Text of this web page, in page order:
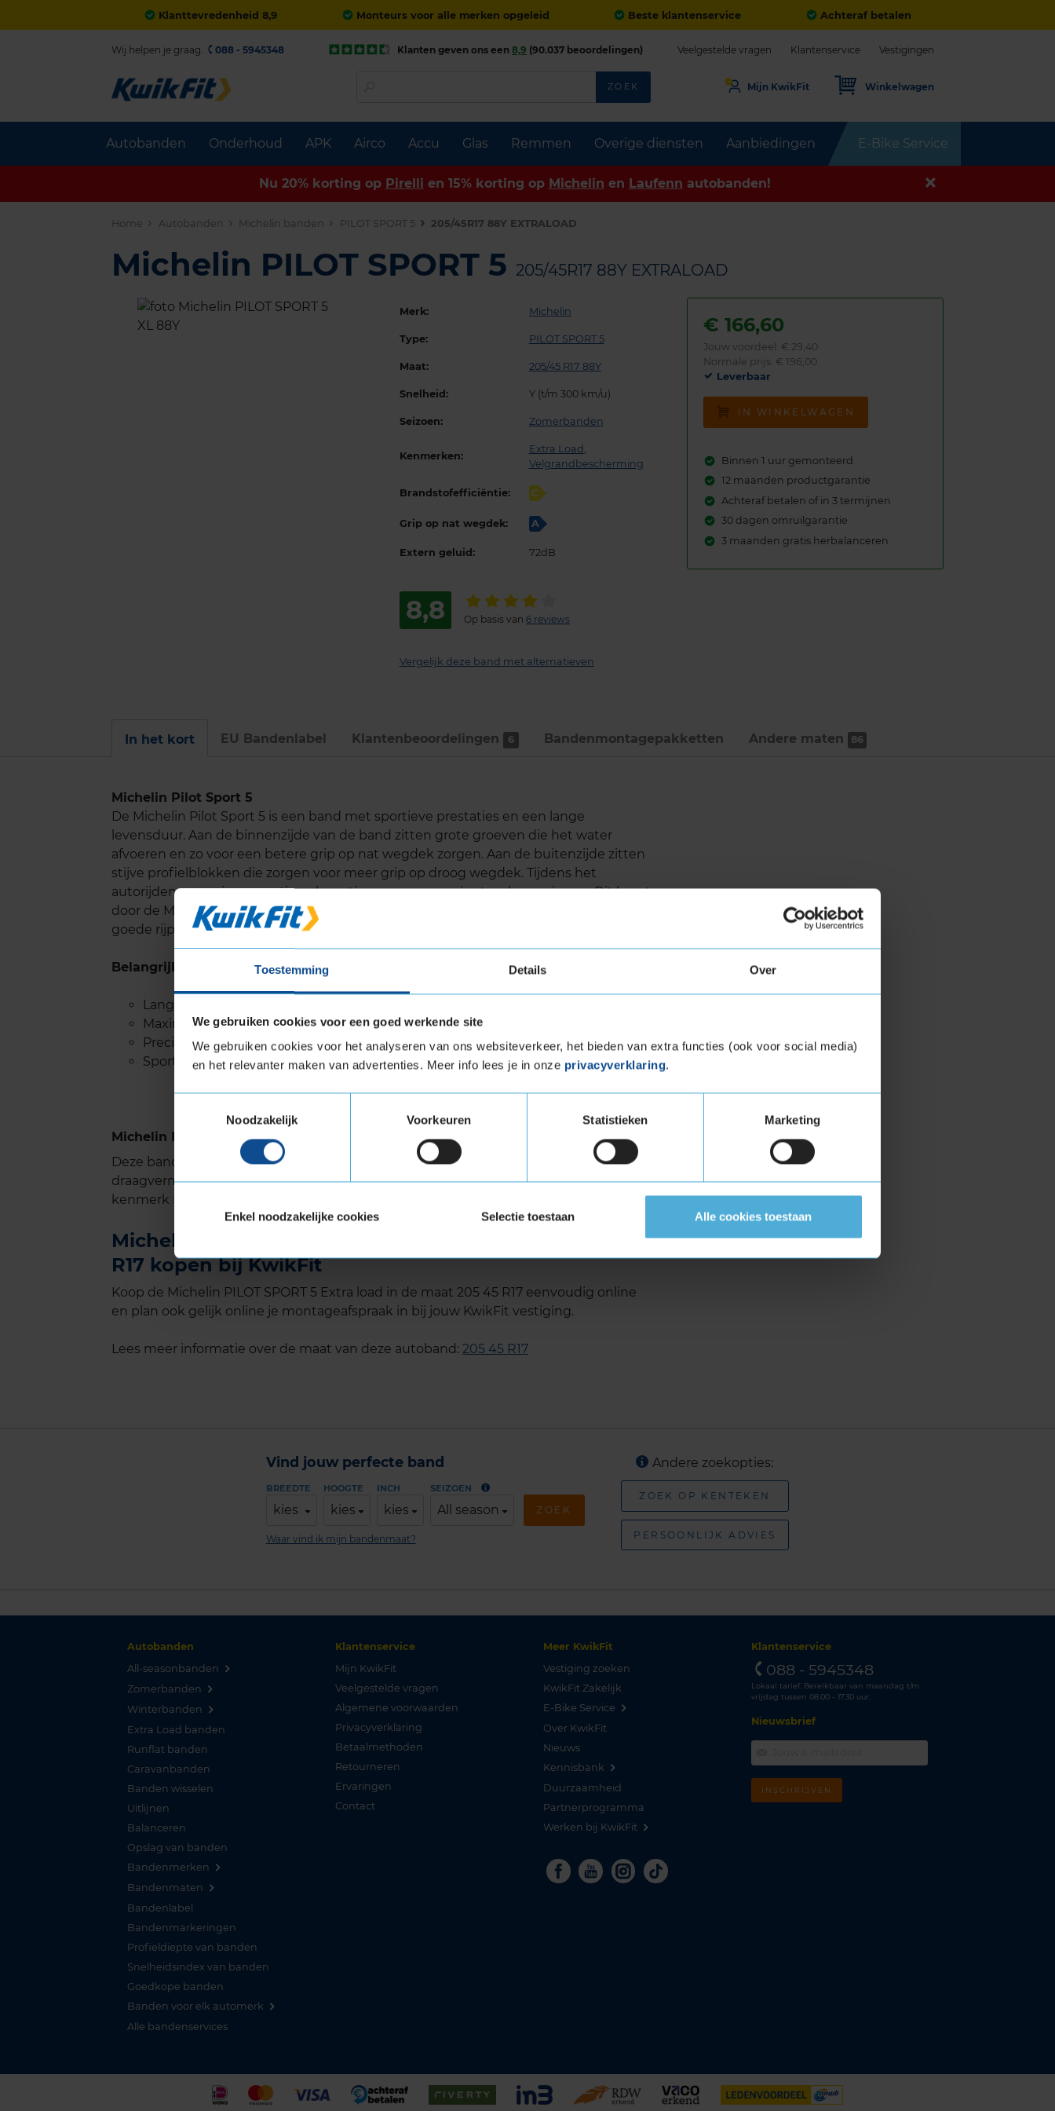
Toestemming Details Over
We gebruiken cookies voor een goed werkende site
We gebruiken cookies voor het analyseren van ons websiteverkeer, het bieden van extra functies (ook voor social media)
en het relevanter maken van advertenties. Meer info lees je in onze privacyverklaring.
Noodzakelijk
Voorkeuren Statistieken Marketing
Enkel noodzakelijke cookies Selectie toestaan Alle cookies toestaan
Klanttevredenheid 8,9 Monteurs voor alle merken opgeleid Beste klantenservice Achteraf betalen
Autobanden Onderhoud APK Airco Accu Glas Remmen Overige diensten Aanbiedingen E-Bike Service
Wij helpen je graag. 088 - 5945348 Klanten geven ons een 8,9 (90.037 beoordelingen) Veelgestelde vragen Klantenservice Vestigingen
ZOEK Mijn KwikFit Winkelwagen
Nu 20% korting op Pirelli en 15% korting op Michelin en Laufenn autobanden!
Home Autobanden Michelin banden PILOT SPORT 5 205/45R17 88Y EXTRALOAD
Michelin PILOT SPORT 5 205/45R17 88Y EXTRALOAD
Merk: Michelin
Type: PILOT SPORT 5
Maat: 205/45 R17 88Y
Snelheid: Y (t/m 300 km/u)
Seizoen: Zomerbanden
Kenmerken:
Extra Load ,
Velgrandbescherming
Brandstofefficiëntie: C
Grip op nat wegdek: A
Extern geluid: 72dB
8,8 Op basis van 6 reviews
Vergelijk deze band met alternatieven
€166,60
Jouw voordeel: € 29,40
Normale prijs: € 196,00
Leverbaar
IN WINKELWAGEN
Binnen 1 uur gemonteerd
12 maanden productgarantie
Achteraf betalen of in 3 termijnen
30 dagen omruilgarantie
3 maanden gratis herbalanceren
In het kort EU Bandenlabel Klantenbeoordelingen 6 Bandenmontage­pakketten Andere maten 86
Michelin Pilot Sport 5
De Michelin Pilot Sport 5 is een band met sportieve prestaties en een lange
levensduur. Aan de binnenzijde van de band zitten grote groeven die het water
afvoeren en zo voor een betere grip op nat wegdek zorgen. Aan de buitenzijde zitten
stijve profielblokken die zorgen voor meer grip op droog wegdek. Tijdens het
autorijden ervaar je een optimaal reactievermogen van je stuurbewegingen. Dit komt
door de Michelin Dynamic Response Technologie die is ontworpen om een zeer
goede rijprecisie te leveren.
Belangrijke eigenschappen
Lange levensduur
Maximale grip op nat en droog wegdek
Precies stuurgedrag
Sportieve band
Michelin PILOT SPORT 5 met Extra Load (verstevigde band)
Deze band is ook geschikt voor voertuigen die banden met een hoger
draagvermogen nodig hebben. Verstevigde banden zijn te herkennen aan het
kenmerk Extra Load.
Michelin PILOT SPORT 5 Extra load in de maat 205 45
R17 kopen bij KwikFit
Koop de Michelin PILOT SPORT 5 Extra load in de maat 205 45 R17 eenvoudig online
en plan ook gelijk online je montageafspraak in bij jouw KwikFit vestiging.
Lees meer informatie over de maat van deze autoband: 205 45 R17
Vind jouw perfecte band
BREEDTE
kies
HOOGTE
kies
INCH
kies
SEIZOEN
All season ZOEK
Waar vind ik mijn bandenmaat?
Andere zoekopties:
ZOEK OP KENTEKEN
PERSOONLIJK ADVIES
Autobanden
All-seasonbanden
Zomerbanden
Winterbanden
Extra Load banden
Runflat banden
Caravanbanden
Banden wisselen
Uitlijnen
Balanceren
Opslag van banden
Bandenmerken
Bandenmaten
Bandenlabel
Bandenmarkeringen
Profieldiepte van banden
Snelheidsindex van banden
Goedkope banden
Banden voor elk automerk
Alle bandenservices
Klantenservice
Mijn KwikFit
Veelgestelde vragen
Algemene voorwaarden
Privacyverklaring
Betaalmethoden
Retourneren
Ervaringen
Contact
Meer KwikFit
Vestiging zoeken
KwikFit Zakelijk
E-Bike Service
Over KwikFit
Nieuws
Kennisbank
Duurzaamheid
Partnerprogramma
Werken bij KwikFit
Facebook
YoutubeInstagram
Tiktok
Klantenservice
088 - 5945348
Lokaal tarief. Bereikbaar van maandag t/m
vrijdag tussen 08.00 - 17.30 uur.
Nieuwsbrief
INSCHRIJVEN